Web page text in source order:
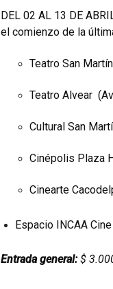
DEL 02 AL 13 DE
el comienzo de la
Teatro San
Teatro Alvear
Cultural San
Cinépolis Plaza
Cinearte
Espacio INCAA
Entrada general:$